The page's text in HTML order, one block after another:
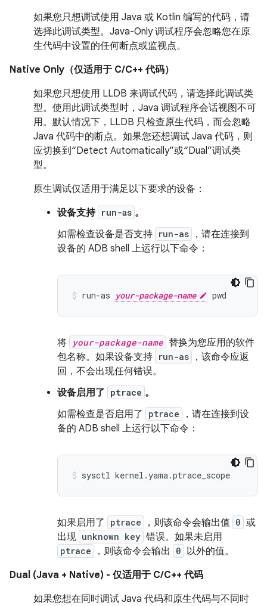
如果您只想调试使用 Java 或 Kotlin 编写的代码，请
选择此调试类型。Java-Only 调试程序会忽略您在原
生代码中设置的任何断点或监视点。
Native Only（仅适用于 C/C++ 代码）
如果您只想使用 LLDB 来调试代码，请选择此调试类
型。使用此调试类型时，Java 调试程序会话视图不可
用。默认情况下，LLDB 只检查原生代码，而会忽略
Java 代码中的断点。如果您还想调试 Java 代码，则
应切换到“Detect Automatically”或“Dual”调试类
型。
原生调试仅适用于满足以下要求的设备：
设备支持 run-as 。
如需检查设备是否支持 run-as
，请在连接到
设备的 ADB shell 上运行以下命令：
run-as your-package-name
将 your-package-name 替换为您应用的软件
包名称。如果设备支持 run-as
，该命令应返
回，不会出现任何错误。
设备启用了 ptrace 。
如需检查是否启用了
ptrace
，请在连接到设
备的 ADB shell 上运行以下命令：
如果启用了 ptrace ，则该命令会输出值 0 或
出现 unknown key 错误。如果未启用
ptrace ，则该命令会输出 0 以外的值。
Dual (Java + Native) - 仅适用于 C/C++ 代码
如果您想在同时调试 Java 代码和原生代码与不同时